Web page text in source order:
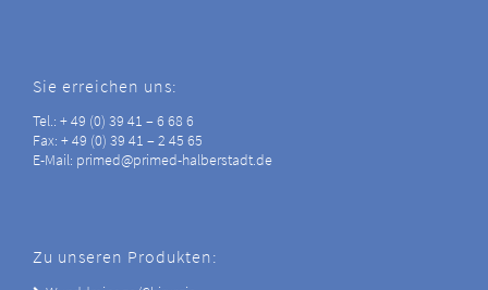
Sie erreichen uns:
Tel.: + 49 (0) 39 41 – 6 68 6
Fax: + 49 (0) 39 41 – 2 45 65
E-Mail: primed@primed-halberstadt.de
Zu unseren Produkten: